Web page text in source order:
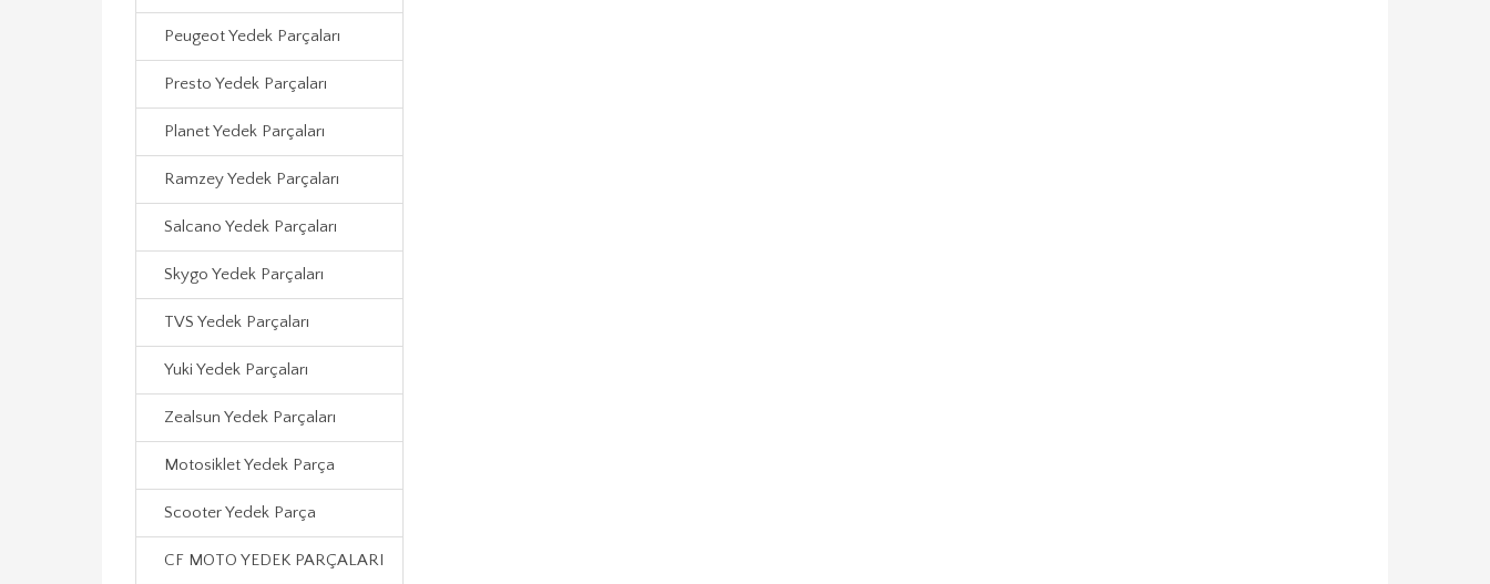
Peugeot Yedek Parçaları
Presto Yedek Parçaları
Planet Yedek Parçaları
Ramzey Yedek Parçaları
Salcano Yedek Parçaları
Skygo Yedek Parçaları
TVS Yedek Parçaları
Yuki Yedek Parçaları
Zealsun Yedek Parçaları
Motosiklet Yedek Parça
Scooter Yedek Parça
CF MOTO YEDEK PARÇALARI